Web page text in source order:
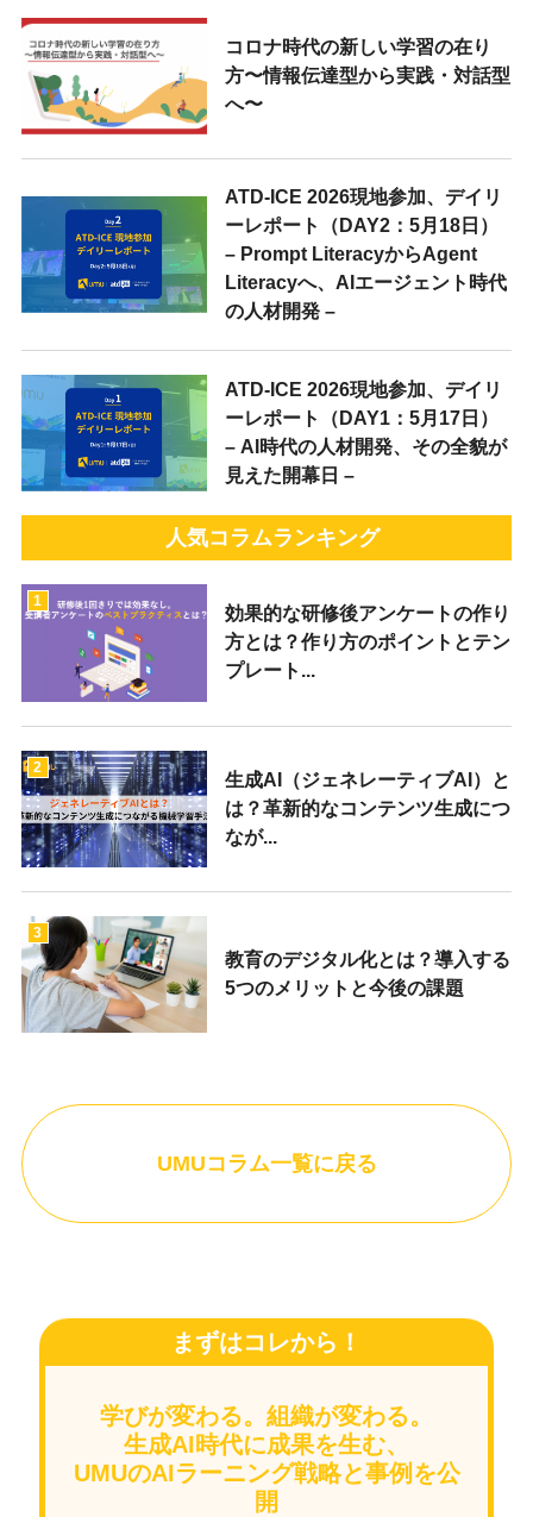
コロナ時代の新しい学習の在り
方〜情報伝達型から実践・対話型
へ〜
ATD-ICE 2026現地参加、デイリ
ーレポート（DAY2：5月18日）
– Prompt LiteracyからAgent
Literacyへ、AIエージェント時代
の人材開発 –
ATD-ICE 2026現地参加、デイリ
ーレポート（DAY1：5月17日）
– AI時代の人材開発、その全貌が
見えた開幕日 –
人気コラムランキング
1
効果的な研修後アンケートの作り
方とは？作り方のポイントとテン
プレート...
2
生成AI（ジェネレーティブAI）と
は？革新的なコンテンツ生成につ
なが...
3
教育のデジタル化とは？導入する
5つのメリットと今後の課題
UMUコラム一覧に戻る
まずはコレから！
学びが変わる。組織が変わる。
生成AI時代に成果を生む、
UMUのAIラーニング戦略と事例を公
開